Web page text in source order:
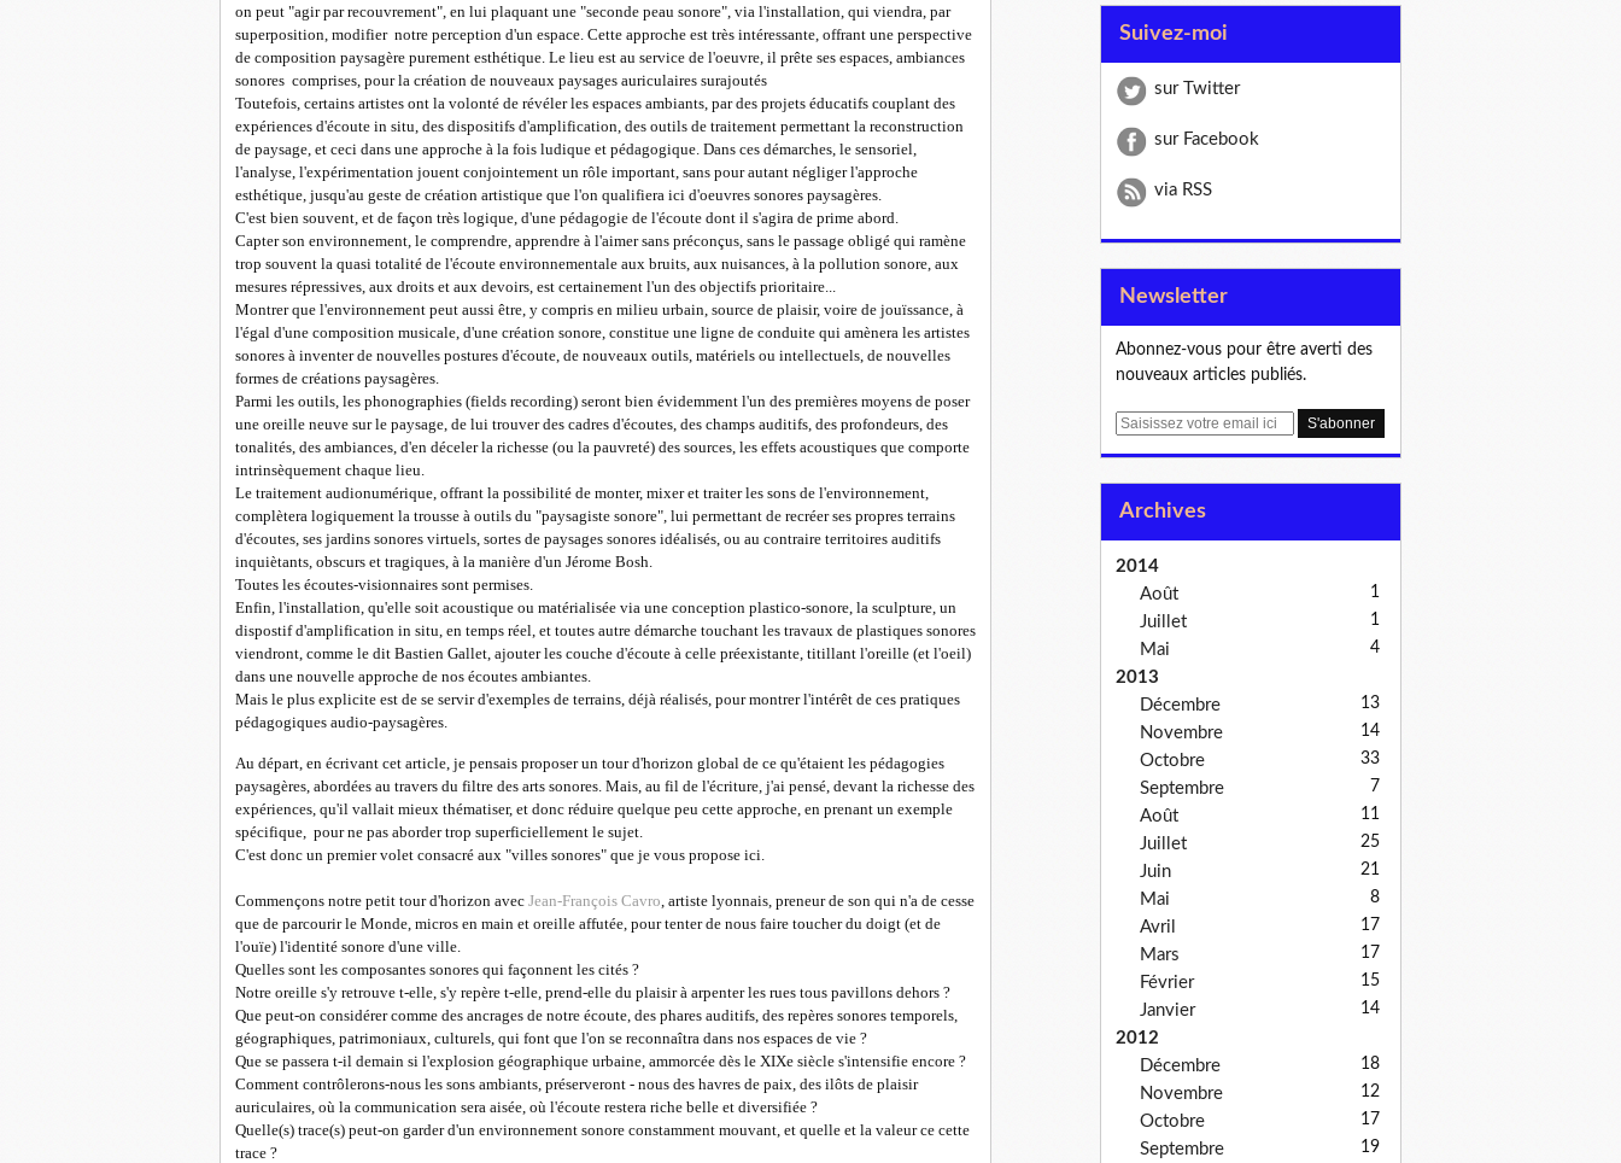
on peut "agir par recouvrement", en lui plaquant une "seconde peau sonore", via l'installation, qui viendra, par
superposition, modifier notre perception d'un espace. Cette approche est très intéressante, offrant une perspective
de composition paysagère purement esthétique. Le lieu est au service de l'oeuvre, il prête ses espaces, ambiances
sonores comprises, pour la création de nouveaux paysages auriculaires surajoutés
Toutefois, certains artistes ont la volonté de révéler les espaces ambiants, par des projets éducatifs couplant des
expériences d'écoute in situ, des dispositifs d'amplification, des outils de traitement permettant la reconstruction
de paysage, et ceci dans une approche à la fois ludique et pédagogique. Dans ces démarches, le sensoriel,
l'analyse, l'expérimentation jouent conjointement un rôle important, sans pour autant négliger l'approche
esthétique, jusqu'au geste de création artistique que l'on qualifiera ici d'oeuvres sonores paysagères.
C'est bien souvent, et de façon très logique, d'une pédagogie de l'écoute dont il s'agira de prime abord.
Capter son environnement, le comprendre, apprendre à l'aimer sans préconçus, sans le passage obligé qui ramène
trop souvent la quasi totalité de l'écoute environnementale aux bruits, aux nuisances, à la pollution sonore, aux
mesures répressives, aux droits et aux devoirs, est certainement l'un des objectifs prioritaire...
Montrer que l'environnement peut aussi être, y compris en milieu urbain, source de plaisir, voire de jouïssance, à
l'égal d'une composition musicale, d'une création sonore, constitue une ligne de conduite qui amènera les artistes
sonores à inventer de nouvelles postures d'écoute, de nouveaux outils, matériels ou intellectuels, de nouvelles
formes de créations paysagères.
Parmi les outils, les phonographies (fields recording) seront bien évidemment l'un des premières moyens de poser
une oreille neuve sur le paysage, de lui trouver des cadres d'écoutes, des champs auditifs, des profondeurs, des
tonalités, des ambiances, d'en déceler la richesse (ou la pauvreté) des sources, les effets acoustiques que comporte
intrinsèquement chaque lieu.
Le traitement audionumérique, offrant la possibilité de monter, mixer et traiter les sons de l'environnement,
complètera logiquement la trousse à outils du "paysagiste sonore", lui permettant de recréer ses propres terrains
d'écoutes, ses jardins sonores virtuels, sortes de paysages sonores idéalisés, ou au contraire territoires auditifs
inquiètants, obscurs et tragiques, à la manière d'un Jérome Bosh.
Toutes les écoutes-visionnaires sont permises.
Enfin, l'installation, qu'elle soit acoustique ou matérialisée via une conception plastico-sonore, la sculpture, un
dispostif d'amplification in situ, en temps réel, et toutes autre démarche touchant les travaux de plastiques sonores
viendront, comme le dit Bastien Gallet, ajouter les couche d'écoute à celle préexistante, titillant l'oreille (et l'oeil)
dans une nouvelle approche de nos écoutes ambiantes.
Mais le plus explicite est de se servir d'exemples de terrains, déjà réalisés, pour montrer l'intérêt de ces pratiques
pédagogiques audio-paysagères.
Au départ, en écrivant cet article, je pensais proposer un tour d'horizon global de ce qu'étaient les pédagogies
paysagères, abordées au travers du filtre des arts sonores. Mais, au fil de l'écriture, j'ai pensé, devant la richesse des
expériences, qu'il vallait mieux thématiser, et donc réduire quelque peu cette approche, en prenant un exemple
spécifique, pour ne pas aborder trop superficiellement le sujet.
C'est donc un premier volet consacré aux "villes sonores" que je vous propose ici.
Commençons notre petit tour d'horizon avec Jean-François Cavro, artiste lyonnais, preneur de son qui n'a de cesse
que de parcourir le Monde, micros en main et oreille affutée, pour tenter de nous faire toucher du doigt (et de
l'ouïe) l'identité sonore d'une ville.
Quelles sont les composantes sonores qui façonnent les cités ?
Notre oreille s'y retrouve t-elle, s'y repère t-elle, prend-elle du plaisir à arpenter les rues tous pavillons dehors ?
Que peut-on considérer comme des ancrages de notre écoute, des phares auditifs, des repères sonores temporels,
géographiques, patrimoniaux, culturels, qui font que l'on se reconnaîtra dans nos espaces de vie ?
Que se passera t-il demain si l'explosion géographique urbaine, ammorcée dès le XIXe siècle s'intensifie encore ?
Comment contrôlerons-nous les sons ambiants, préserveront - nous des havres de paix, des ilôts de plaisir
auriculaires, où la communication sera aisée, où l'écoute restera riche belle et diversifiée ?
Quelle(s) trace(s) peut-on garder d'un environnement sonore constamment mouvant, et quelle et la valeur ce cette
trace ?
Suivez-moi
sur Twitter
sur Facebook
via RSS
Newsletter
Abonnez-vous pour être averti des
nouveaux articles publiés.
E
Archives
2014
Août
1
Juillet 1
Mai 4
2013
Décembre
13
Novembre 14
Octobre 33
Septembre 7
Août 11
Juillet 25
Juin 21
Mai 8
Avril 17
Mars 17
Février 15
Janvier 14
2012
Décembre
18
Novembre 12
Octobre 17
Septembre 19